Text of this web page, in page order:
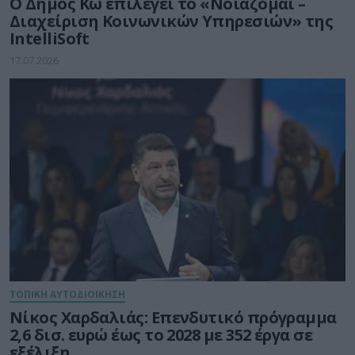
Διαχείριση Κοινωνικών Υπηρεσιών» της
IntelliSoft
17.07.2026
ΤΟΠΙΚΗ ΑΥΤΟΔΙΟΙΚΗΣΗ
Νίκος Χαρδαλιάς: Επενδυτικό πρόγραμμα
2,6 δισ. ευρώ έως το 2028 με 352 έργα σε